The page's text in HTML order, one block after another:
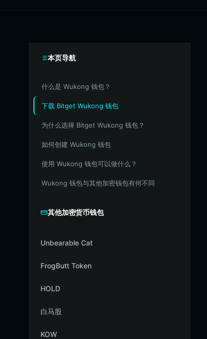
本页导航
什么是 Wukong 钱包？
下载 Bitget Wukong 钱包
为什么选择 Bitget Wukong 钱包？
如何创建 Wukong 钱包
使用 Wukong 钱包可以做什么？
Wukong 钱包与其他加密钱包有何不同
其他加密货币钱包
Unbearable Cat
FrogButt Token
HOLD
白马股
KOW